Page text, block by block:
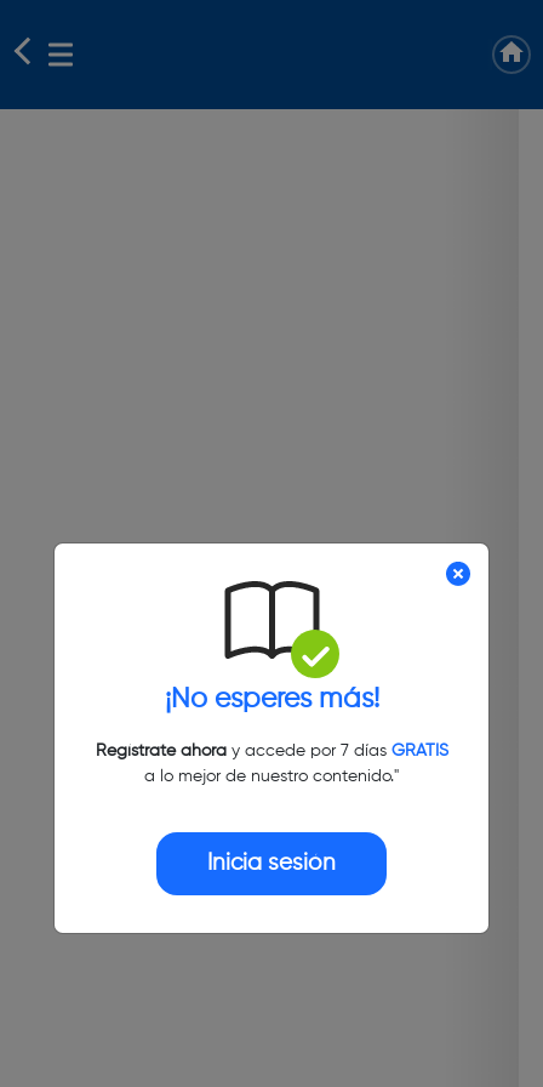
¡No esperes más!
Regístrate ahoray accede por 7 días GRATIS
a lo mejor de nuestro contenido."
Inicia sesión